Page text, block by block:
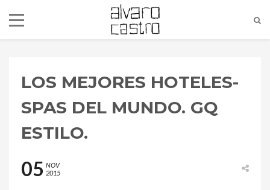
LOS MEJORES HOTELES-
SPAS DEL MUNDO. GQ
ESTILO.
05 NOV
2015